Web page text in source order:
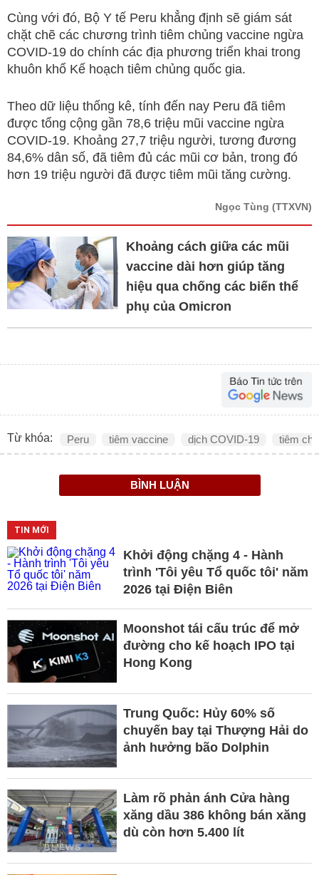
Cùng với đó, Bộ Y tế Peru khẳng định sẽ giám sát
chặt chẽ các chương trình tiêm chủng vaccine ngừa
COVID-19 do chính các địa phương triển khai trong
khuôn khổ Kế hoạch tiêm chủng quốc gia.
Theo dữ liệu thống kê, tính đến nay Peru đã tiêm
được tổng cộng gần 78,6 triệu mũi vaccine ngừa
COVID-19. Khoảng 27,7 triệu người, tương đương
84,6% dân số, đã tiêm đủ các mũi cơ bản, trong đó
hơn 19 triệu người đã được tiêm mũi tăng cường.
Ngọc Tùng (TTXVN)
Khoảng cách giữa các mũi
vaccine dài hơn giúp tăng
hiệu qua chống các biến thể
phụ của Omicron
Từ khóa: Peru tiêm vaccine dịch COVID-19 tiêm
BÌNH LUẬN
TIN MỚI
Khởi động chặng 4 - Hành
trình 'Tôi yêu Tổ quốc tôi' năm
2026 tại Điện Biên
Moonshot tái cấu trúc để mở
đường cho kế hoạch IPO tại
Hong Kong
Trung Quốc: Hủy 60% số
chuyến bay tại Thượng Hải do
ảnh hưởng bão Dolphin
Làm rõ phản ánh Cửa hàng
xăng dầu 386 không bán xăng
dù còn hơn 5.400 lít